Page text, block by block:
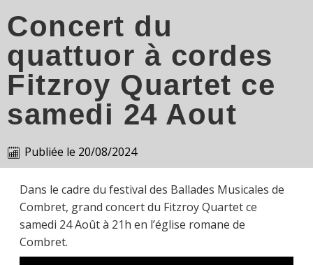
Concert du
quattuor à cordes
Fitzroy Quartet ce
samedi 24 Aout
Publiée le 20/08/2024
Dans le cadre du festival des Ballades Musicales de
Combret, grand concert du Fitzroy Quartet ce
samedi 24 Août à 21h en l’église romane de
Combret.